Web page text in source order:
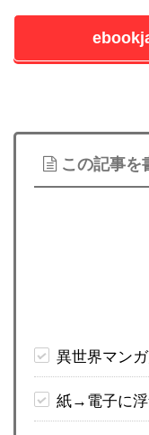
この記事を
異世界マン
紙→電子に